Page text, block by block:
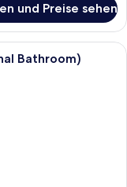
und Preise sehen
sauberer Raum mit zwei
Bathroom)